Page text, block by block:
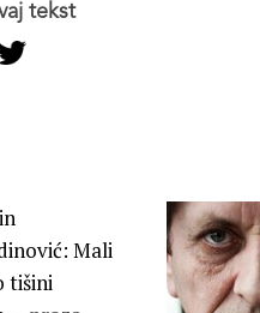
tekst
Mali
tišini